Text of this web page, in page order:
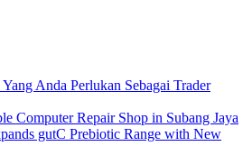
Anda Perlukan Sebagai Trader
Computer Repair Shop in Subang Jaya
gutC Prebiotic Range with New